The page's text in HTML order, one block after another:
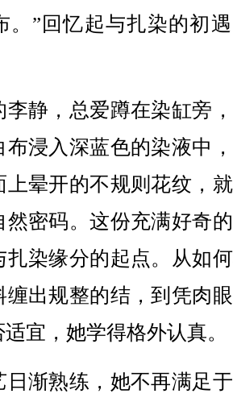
。”回忆起与扎染的初
静，总爱蹲在染缸旁
布浸入深蓝色的染液中
上晕开的不规则花纹，
然密码。这份充满好奇
扎染缘分的起点。从如
缠出规整的结，到凭肉
宜，她学得格外认真。
渐熟练，她不再满足